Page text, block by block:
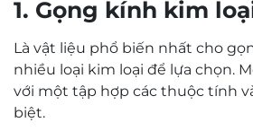
1. Gọng kính kim
Là vật liệu phổ biến nhất cho
nhiều loại kim loại để lựa chọn.
với một tập hợp các thuộc tính
biệt.